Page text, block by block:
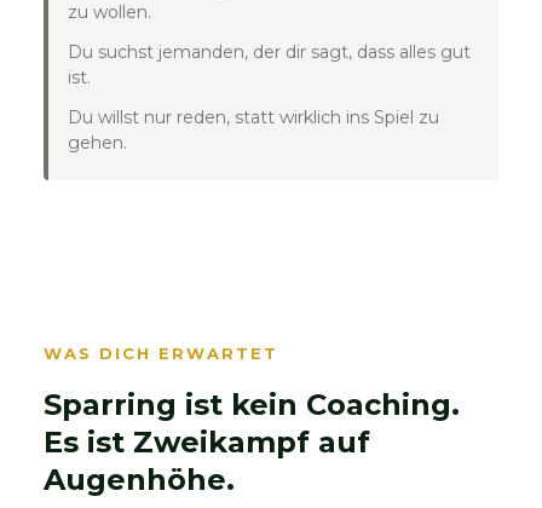
zu wollen.
Du suchst jemanden, der dir sagt, dass alles gut
ist.
Du willst nur reden, statt wirklich ins Spiel zu
gehen.
WAS DICH ERWARTET
Sparring ist kein Coaching.
Es ist Zweikampf auf
Augenhöhe.